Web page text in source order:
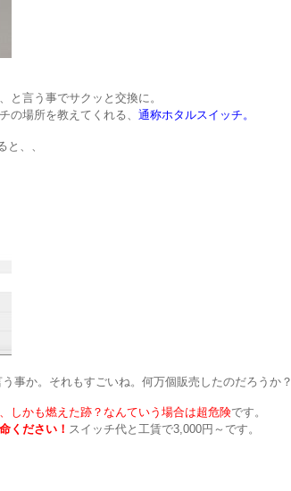
と言う事でサクッと交換に。
の場所を教えてくれる、 通称ホタルスイッチ。
と、、
う事か。それもすごいね。何万個販売したのだろうか？
しかも燃えた跡？なんていう場合は超危険です。
ください！ スイッチ代と工賃で3,000円～です。